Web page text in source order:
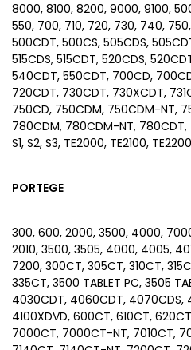
8000, 8100, 8200, 9000, 9100,
550, 700, 710, 720, 730, 740,
500CDT, 500CS, 505CDS,
515CDS, 515CDT, 520CDS,
540CDT, 550CDT, 700CD,
720CDT, 730CDT, 730XCDT,
750CD, 750CDM, 750CDM-NT,
780CDM, 780CDM-NT,
S1, S2, S3, TE2000, TE2100,
PORTEGE
300, 600, 2000, 3500, 4000,
2010, 3500, 3505, 4000, 4005,
7200, 300CT, 305CT, 310CT,
335CT, 3500 TABLET PC, 3505
4030CDT, 4060CDT, 4070CDS,
4100XDVD, 600CT, 610CT,
7000CT, 7000CT-NT, 7010CT,